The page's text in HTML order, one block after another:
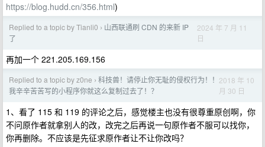
https://blog.hudd.cn/356.html)
Replied to a topic by Tianli0 › 山西联通刷 CDN 的来新 IP
了
2024 年 7 月 11
日
再加一个 221.205.169.156
Replied to a topic by z0ne › 科技兽！请停止你无耻的侵权行为！！
我辛辛苦苦写的小程序你就这么复制过去了！？
2018 年 10
月 30 日
1、看了 115 和 119 的评论之后，感觉楼主也没有很尊重原创啊，你
不问原作者就拿别人的改，改完之后再说一句原作者不服可以找你，
你再删除。不应该是先征求原作者让不让你改吗？